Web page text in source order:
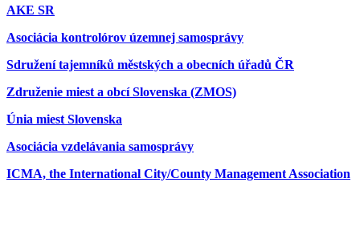
AKE SR
Asociácia kontrolórov územnej samosprávy
Sdružení tajemníků městských a obecních úřadů ČR
Združenie miest a obcí Slovenska (ZMOS)
Únia miest Slovenska
Asociácia vzdelávania samosprávy
ICMA, the International City/County Management Association